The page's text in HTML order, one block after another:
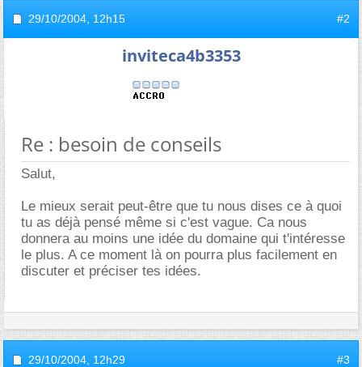
29/10/2004, 12h15 #2
inviteca4b3353
Re : besoin de conseils
Salut,
Le mieux serait peut-être que tu nous dises ce à quoi
tu as déjà pensé même si c'est vague. Ca nous
donnera au moins une idée du domaine qui t'intéresse
le plus. A ce moment là on pourra plus facilement en
discuter et préciser tes idées.
29/10/2004, 12h29 #3